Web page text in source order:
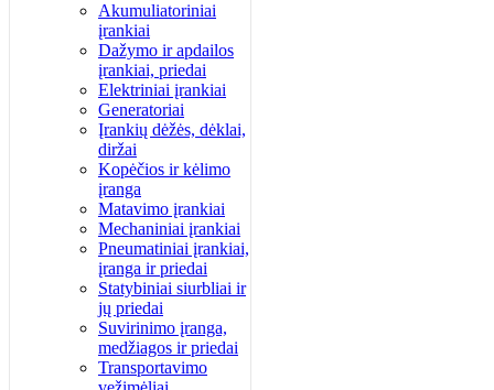
Akumuliatoriniai
įrankiai
Dažymo ir apdailos
įrankiai, priedai
Elektriniai įrankiai
Generatoriai
Įrankių dėžės, dėklai,
diržai
Kopėčios ir kėlimo
įranga
Matavimo įrankiai
Mechaniniai įrankiai
Pneumatiniai įrankiai,
įranga ir priedai
Statybiniai siurbliai ir
jų priedai
Suvirinimo įranga,
medžiagos ir priedai
Transportavimo